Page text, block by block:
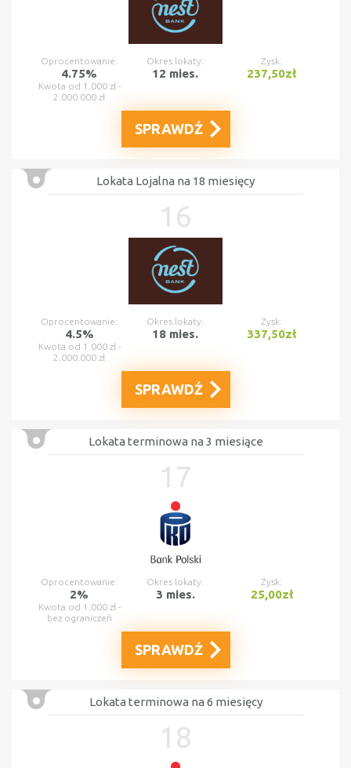
Oprocentowanie: Okres lokaty: Zysk:
4.75% 12 mies. 237,50zł
Kwota od 1.000 zł -
2.000.000 zł
SPRAWDŹ
Lokata Lojalna na 18 miesięcy
16
Oprocentowanie: Okres lokaty: Zysk:
4.5% 18 mies. 337,50zł
Kwota od 1.000 zł -
2.000.000 zł
SPRAWDŹ
Lokata terminowa na 3 miesiące
17
Oprocentowanie: Okres lokaty: Zysk:
2% 3 mies. 25,00zł
Kwota od 1.000 zł -
bez ograniczeń
SPRAWDŹ
Lokata terminowa na 6 miesięcy
18